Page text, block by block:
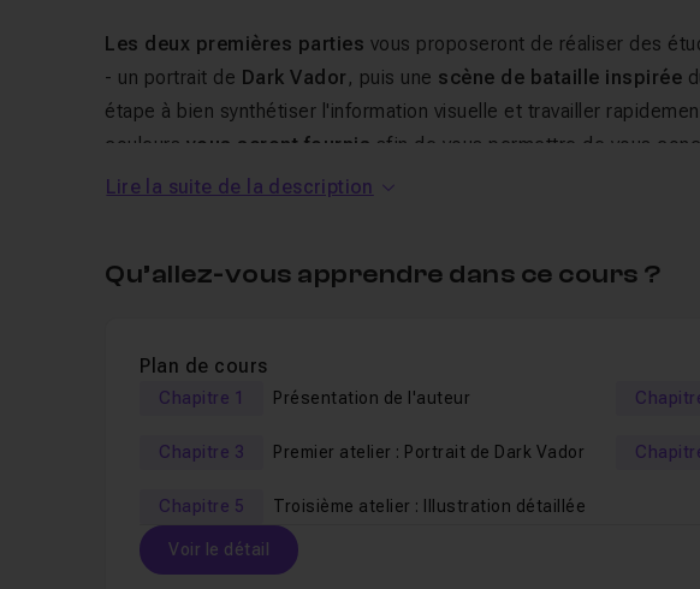
Les deux premières parties vous proposeront de réaliser des
- un portrait de Dark Vador , puis une scène de bataille inspirée
étape à bien synthétiser l'information visuelle et travailler
couleurs vous seront fournis afin de vous permettre de vous
peinture numérique, sans autre contrainte.
numérique détaillée . Dans ce dernier exercice, l'accent sera mis
Vous pourrez poser vos questions dans le salon d'entraide du
Lire la suite de la description
Qu’allez-vous apprendre dans ce cours ?
Plan de cours
Chapitre 1 Présentation de l'auteur
Chapitre 3 Premier atelier : Portrait de Dark Vador
Chapitre 5
Troisième atelier : Illustration détaillée
Voir le détail